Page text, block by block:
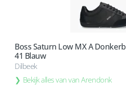
Boss Saturn Low MX A
41 Blauw
Dilbeek
Bekijk alles van van Arendonk